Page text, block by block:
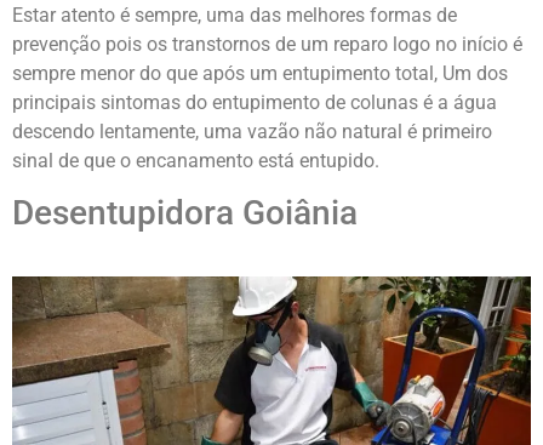
Estar atento é sempre, uma das melhores formas de
prevenção pois os transtornos de um reparo logo no início é
sempre menor do que após um entupimento total, Um dos
principais sintomas do entupimento de colunas é a água
descendo lentamente, uma vazão não natural é primeiro
sinal de que o encanamento está entupido.
Desentupidora Goiânia